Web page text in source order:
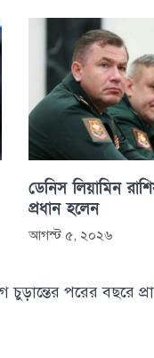
ডেনিস লিয়ামিন
প্রধান হলেন
আগস্ট ৫, ২০২৬
পরের বছরে